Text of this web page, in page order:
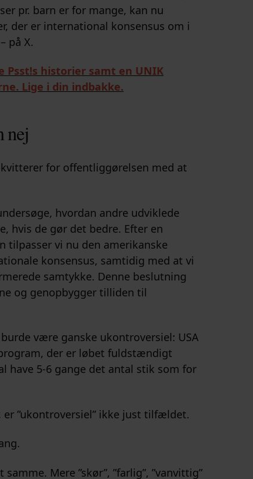
pr. barn er for mange, kan nu
der er international konsensus om i
på X.
Psst!s historier samt en UNIK
Lige i din indbakke.
nej
kvitterer for offentliggørelsen med at
hvordan andre udviklede
hvis de gør det bedre. Efter en
tilpasser vi nu den amerikanske
konsensus, samtidig med at vi
samtykke. Denne beslutning
og genopbygger tilliden til
være ganske ukontroversiel: USA
der er løbet fuldstændigt
have 5-6 gange det antal stik som for
er ”ukontroversiel” ikke just tilfældet.
Mere ”skør”, ”farlig”, ”vanvittig”